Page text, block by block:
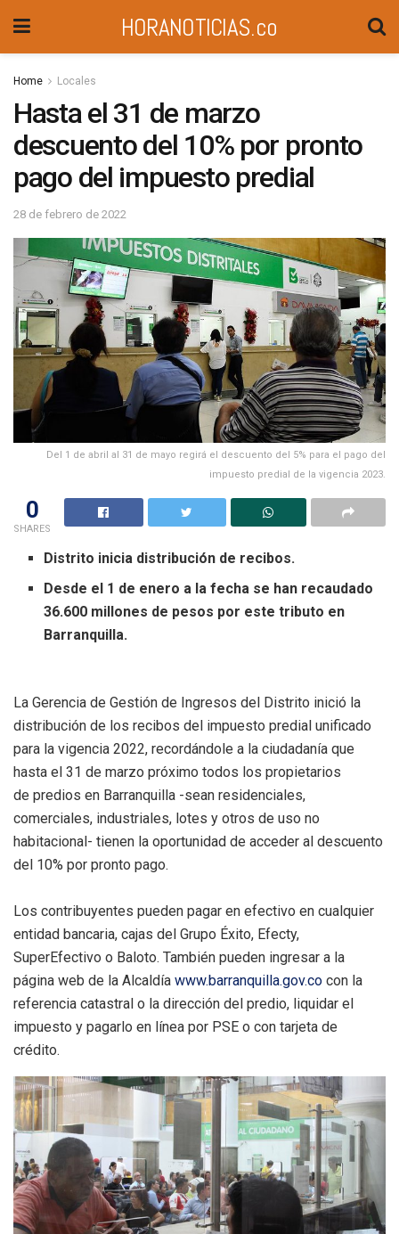
HORANOTICIAS.co
Home Locales
Hasta el 31 de marzo
descuento del 10% por pronto
pago del impuesto predial
28 de febrero de 2022
Del 1 de abril al 31 de mayo regirá el descuento del 5% para el pago del
impuesto predial de la vigencia 2023.
0
SHARES
Distrito inicia distribución de recibos.
Desde el 1 de enero a la fecha se han recaudado
36.600 millones de pesos por este tributo en
Barranquilla.
La Gerencia de Gestión de Ingresos del Distrito inició la
distribución de los recibos del impuesto predial unificado
para la vigencia 2022, recordándole a la ciudadanía que
hasta el 31 de marzo próximo todos los propietarios
de predios en Barranquilla -sean residenciales,
comerciales, industriales, lotes y otros de uso no
habitacional- tienen la oportunidad de acceder al descuento
del 10% por pronto pago.
Los contribuyentes pueden pagar en efectivo en cualquier
entidad bancaria, cajas del Grupo Éxito, Efecty,
SuperEfectivo o Baloto. También pueden ingresar a la
página web de la Alcaldía www.barranquilla.gov.co con la
referencia catastral o la dirección del predio, liquidar el
impuesto y pagarlo en línea por PSE o con tarjeta de
crédito.